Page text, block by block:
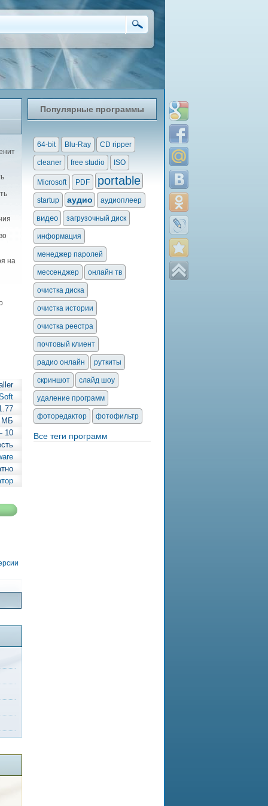
на
МБ
10
Популярные программы
64-bit Blu-Ray CD ripper
cleaner free studio ISO
Microsoft PDF portable
startup аудио аудиоплеер
видео загрузочный диск
информация
менеджер паролей
мессенджер онлайн тв
очистка диска
очистка истории
очистка реестра
почтовый клиент
радио онлайн руткиты
скриншот слайд шоу
удаление программ
фоторедактор фотофильтр
Все теги программ